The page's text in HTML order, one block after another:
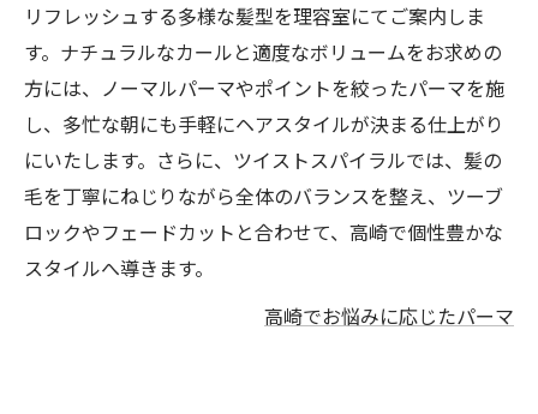
リフレッシュする多様な髪型を理容室にてご案内しま
す。ナチュラルなカールと適度なボリュームをお求めの
方には、ノーマルパーマやポイントを絞ったパーマを施
し、多忙な朝にも手軽にヘアスタイルが決まる仕上がり
にいたします。さらに、ツイストスパイラルでは、髪の
毛を丁寧にねじりながら全体のバランスを整え、ツーブ
ロックやフェードカットと合わせて、高崎で個性豊かな
スタイルへ導きます。
高崎でお悩みに応じたパーマ